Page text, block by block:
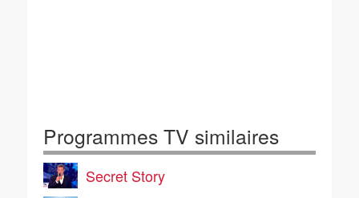
Programmes TV similaires
Secret Story